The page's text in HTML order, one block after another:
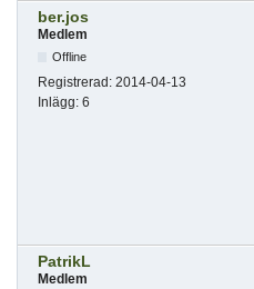
ber.jos
Medlem
Offline
Registrerad: 2014-04-13
Inlägg: 6
PatrikL
Medlem